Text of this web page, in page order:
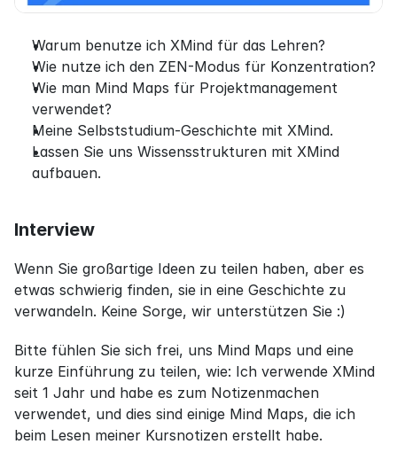
Warum benutze ich XMind für das Lehren?
Wie nutze ich den ZEN-Modus für Konzentration?
Wie man Mind Maps für Projektmanagement
verwendet?
Meine Selbststudium-Geschichte mit XMind.
Lassen Sie uns Wissensstrukturen mit XMind
aufbauen.
Interview
Wenn Sie großartige Ideen zu teilen haben, aber es
etwas schwierig finden, sie in eine Geschichte zu
verwandeln. Keine Sorge, wir unterstützen Sie :)
Bitte fühlen Sie sich frei, uns Mind Maps und eine
kurze Einführung zu teilen, wie: Ich verwende XMind
seit 1 Jahr und habe es zum Notizenmachen
verwendet, und dies sind einige Mind Maps, die ich
beim Lesen meiner Kursnotizen erstellt habe.